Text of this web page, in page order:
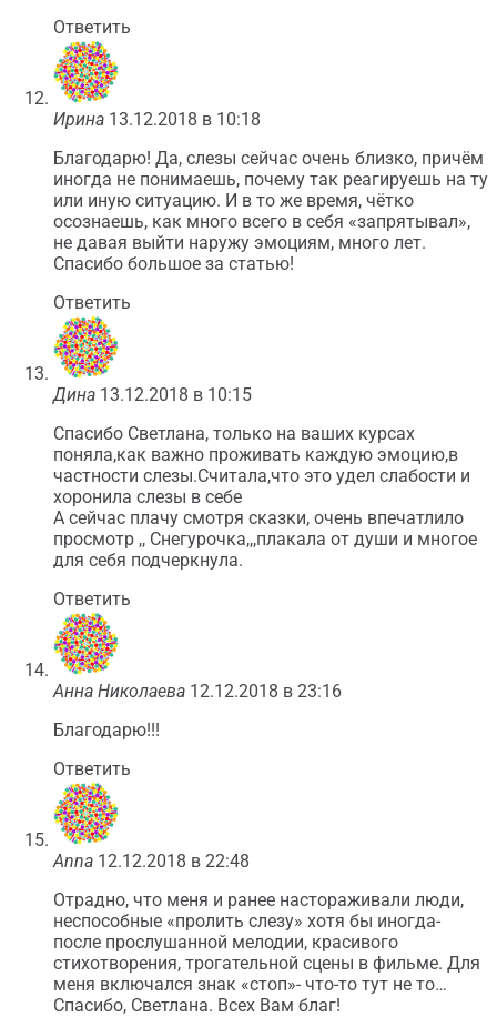
Ответить
Ирина 13.12.2018 в 10:18
Благодарю! Да, слезы сейчас очень близко, причём
иногда не понимаешь, почему так реагируешь на ту
или иную ситуацию. И в то же время, чётко
осознаешь, как много всего в себя «запрятывал»,
не давая выйти наружу эмоциям, много лет.
Спасибо большое за статью!
Ответить
Дина 13.12.2018 в 10:15
Спасибо Светлана, только на ваших курсах
поняла,как важно проживать каждую эмоцию,в
частности слезы.Считала,что это удел слабости и
хоронила слезы в себе
А сейчас плачу смотря сказки, очень впечатлило
просмотр ,, Снегурочка,,,плакала от души и многое
для себя подчеркнула.
Ответить
Анна Николаева 12.12.2018 в 23:16
Благодарю!!!
Ответить
Anna 12.12.2018 в 22:48
Отрадно, что меня и ранее настораживали люди,
неспособные «пролить слезу» хотя бы иногда-
после прослушанной мелодии, красивого
стихотворения, трогательной сцены в фильме. Для
меня включался знак «стоп»- что-то тут не то…
Спасибо, Светлана. Всех Вам благ!